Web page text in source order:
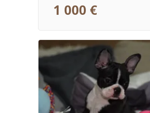
1 000 €